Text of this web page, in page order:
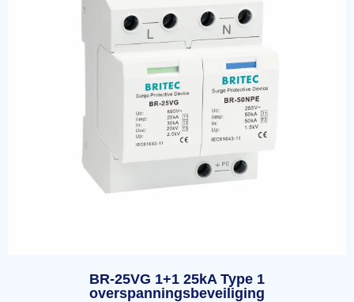
BR-25VG 1+1 25kA Type 1
overspanningsbeveiliging